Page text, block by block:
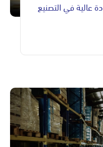
عالية في التصنيع